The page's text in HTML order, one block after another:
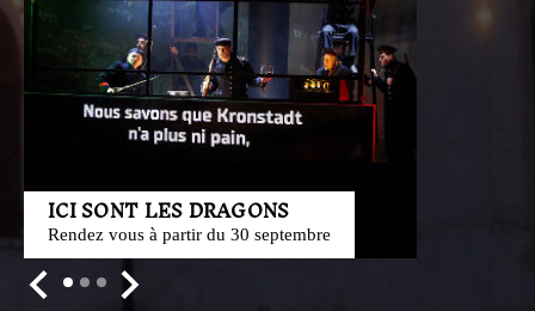
ICI SONT LES DRAGONS
Rendez vous à partir du 30 septembre